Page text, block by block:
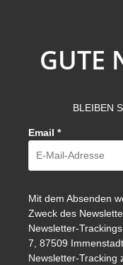
GUTE
BLEIBEN
Email *
Mit dem Absenden
Zweck des
Newsletter-
7, 87509
Newsletter-Tracking